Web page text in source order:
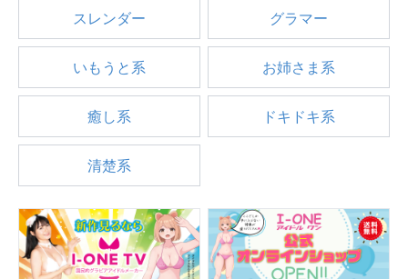
スレンダー グラマー
いもうと系 お姉さま系
癒し系 ドキドキ系
清楚系